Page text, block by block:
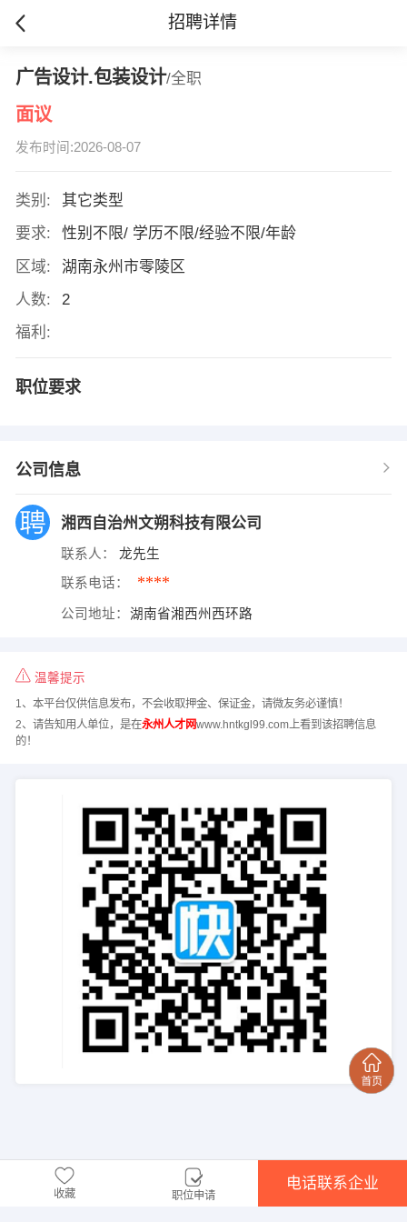
招聘详情
广告设计.包装设计/全职
面议
发布时间:2026-08-07
类别:
其它类型
要求:
性别不限/ 学历不限/经验不限/年龄
区域:
湖南永州市零陵区
人数:
2
福利:
职位要求
公司信息
湘西自治州文朔科技有限公司
联系人： 龙先生
联系电话： ****
公司地址： 湖南省湘西州西环路
温馨提示
1、本平台仅供信息发布，不会收取押金、保证金，请微友务必谨慎！
2、请告知用人单位，是在永州人才网www.hntkgl99.com上看到该招聘信息
的！
收藏 职位申请
电话联系企业